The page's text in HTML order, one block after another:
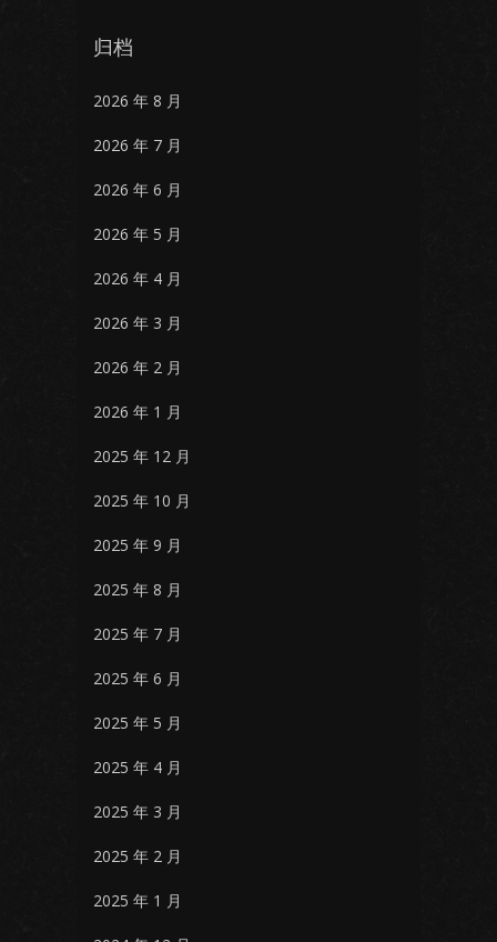
归档
2026 年 8 月
2026 年 7 月
2026 年 6 月
2026 年 5 月
2026 年 4 月
2026 年 3 月
2026 年 2 月
2026 年 1 月
2025 年 12 月
2025 年 10 月
2025 年 9 月
2025 年 8 月
2025 年 7 月
2025 年 6 月
2025 年 5 月
2025 年 4 月
2025 年 3 月
2025 年 2 月
2025 年 1 月